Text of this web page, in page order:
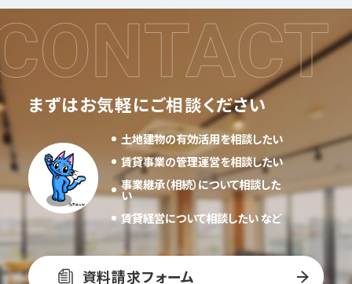
まずはお気軽にご相談ください
土地建物の有効活用を相談したい
賃貸事業の管理運営を相談したい
事業継承（相続）について相談した
い
賃貸経営について相談したい など
資料請求フォーム